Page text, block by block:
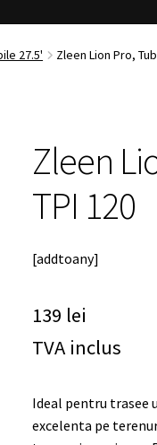
27.5' Zleen Lion Pro,
Zleen
TPI 120
[addtoany]
139 lei
TVA inclus
Ideal pentru trasee
excelenta pe